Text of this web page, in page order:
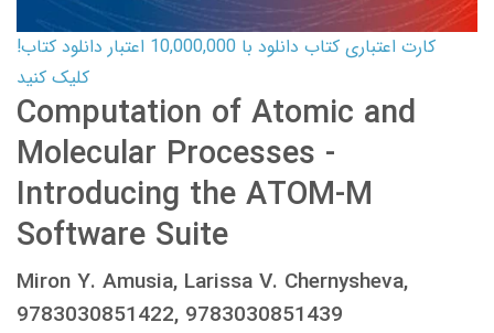
کارت اعتباری کتاب دانلود با 10,000,000 اعتبار دانلود کتاب!
کلیک کنید
Computation of Atomic and
Molecular Processes -
Introducing the ATOM-M
Software Suite
Miron Y. Amusia, Larissa V. Chernysheva,
9783030851422, 9783030851439